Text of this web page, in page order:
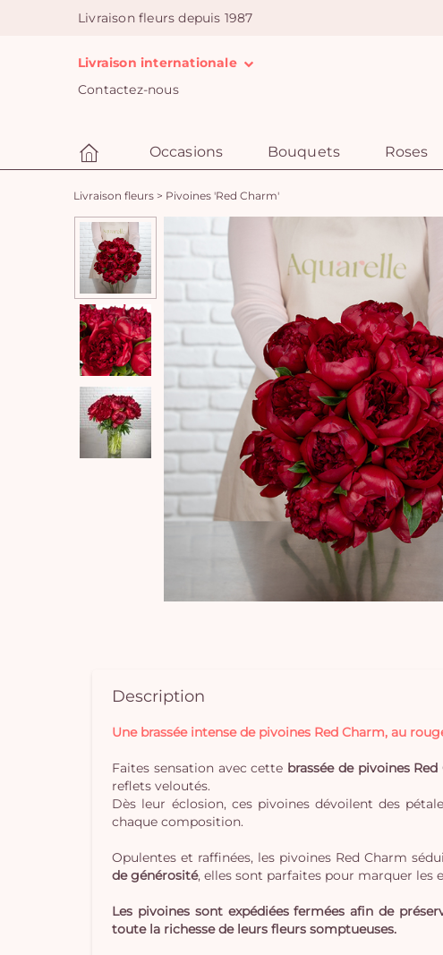
Livraison fleurs depuis 1987
Livraison internationale
Contactez-nous
Occasions Bouquets Roses
Livraison fleurs > Pivoines 'Red Charm'
Description
Une brassée intense de pivoines Red Charm, au
Faites sensation avec cette brassée de pivoines Red
reflets veloutés.
Dès leur éclosion, ces pivoines dévoilent des
chaque composition.
Opulentes et raffinées, les pivoines Red Charm
de générosité, elles sont parfaites pour marquer les
Les pivoines sont expédiées fermées afin de
toute la richesse de leurs fleurs somptueuses.